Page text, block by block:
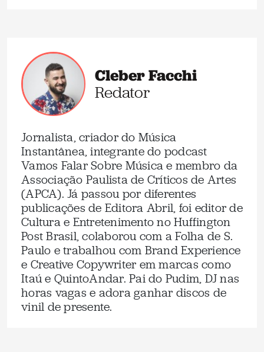
Cleber Facchi
Redator
Jornalista, criador do Música
Instantânea, integrante do podcast
Vamos Falar Sobre Música e membro da
Associação Paulista de Críticos de Artes
(APCA). Já passou por diferentes
publicações de Editora Abril, foi editor de
Cultura e Entretenimento no Huffington
Post Brasil, colaborou com a Folha de S.
Paulo e trabalhou com Brand Experience
e Creative Copywriter em marcas como
Itaú e QuintoAndar. Pai do Pudim, DJ nas
horas vagas e adora ganhar discos de
vinil de presente.